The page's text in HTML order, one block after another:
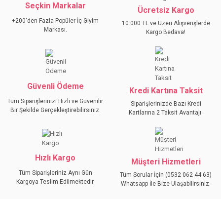
Ürün açıklamasında eksik bilgiler bulunuyor.
Ürün fiyatı diğer sitelerden daha pahalı.
Bu ürüne benzer farklı alternatifler olmalı.
Seçkin Markalar
+200'den Fazla Popüler İç Giyim
Markası.
Ücretsiz Kargo
10.000 TL ve Üzeri Alışverişlerde
Kargo Bedava!
Güvenli Ödeme
Tüm Siparişlerinizi Hızlı ve Güvenilir
Bir Şekilde Gerçekleştirebilirsiniz.
Kredi Kartına Taksit
Siparişlerinizde Bazı Kredi
Kartlarına 2 Taksit Avantajı.
Hızlı Kargo
Tüm Siparişleriniz Aynı Gün
Kargoya Teslim Edilmektedir.
Müşteri Hizmetleri
Tüm Sorular İçin (0532 062 44 63)
Whatsapp İle Bize Ulaşabilirsiniz.